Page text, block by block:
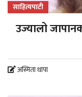
साहित्यपाटी
उज्यालो
अस्मिता थापा